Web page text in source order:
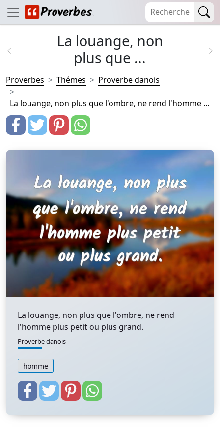
La louange, non
plus que ...
Proverbes Thémes Proverbe danois
La louange, non plus que l'ombre, ne rend l'homme ...
La louange, non plus que l'ombre, ne rend
l'homme plus petit ou plus grand.
Proverbe danois
homme